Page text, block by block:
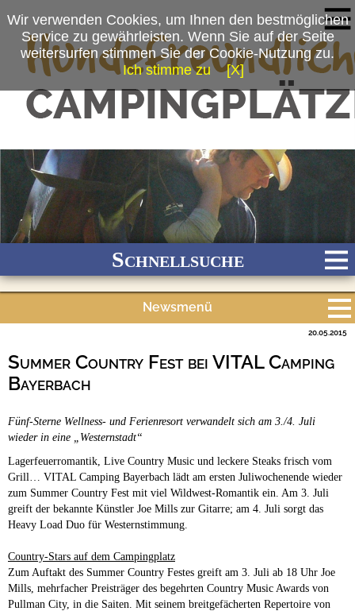
Schnellsuche
Ganzjährig geöffnet
Newsmenü
Campingplätze
Summer Country Fest bei VITAL Camping
Bayerbach
20.05.2015
Fünf-Sterne Wellness- und Ferienresort verwandelt sich am 3./4. Juli
wieder in eine „Westernstadt“
Lagerfeuerromantik, Live Country Music und leckere Steaks frisch vom
Grill… VITAL Camping Bayerbach lädt am ersten Juliwochenende wieder
zum Summer Country Fest mit viel Wildwest-Romantik ein. Am 3. Juli
greift der bekannte Künstler Joe Mills zur Gitarre; am 4. Juli sorgt das
Heavy Load Duo für Westernstimmung.
Country-Stars auf dem Campingplatz
Zum Auftakt des Summer Country Festes greift am 3. Juli ab 18 Uhr Joe
Mills, mehrfacher Preisträger des begehrten Country Music Awards von
Pullman City, in die Saiten. Mit seinem breitgefächerten Repertoire von
Wir verwenden Cookies, um Ihnen den bestmöglichen
Service zu gewährleisten. Wenn Sie auf der Seite
weitersurfen stimmen Sie der Cookie-Nutzung zu.
Ich stimme zu
[X]